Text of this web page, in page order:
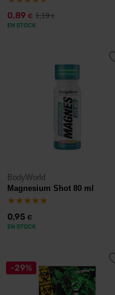
0,89 € 1,19€
EN STOCK
BodyWorld
Magnesium Shot 80 ml
0,95 €
EN STOCK
-29%